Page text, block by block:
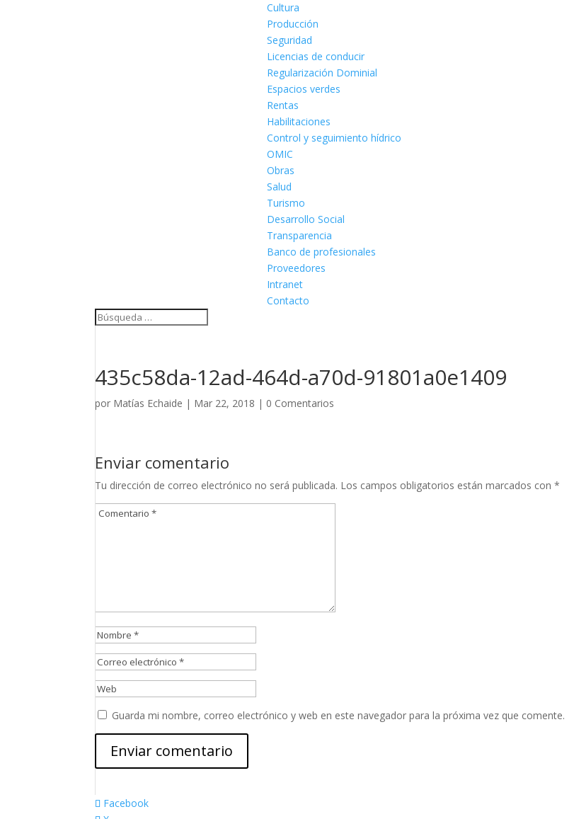
Cultura
Producción
Seguridad
Licencias de conducir
Regularización Dominial
Espacios verdes
Rentas
Habilitaciones
Control y seguimiento hídrico
OMIC
Obras
Salud
Turismo
Desarrollo Social
Transparencia
Banco de profesionales
Proveedores
Intranet
Contacto
435c58da-12ad-464d-a70d-91801a0e1409
por Matías Echaide | Mar 22, 2018 | 0 Comentarios
Enviar comentario
Tu dirección de correo electrónico no será publicada. Los campos obligatorios están marcados con*
Guarda mi nombre, correo electrónico y web en este navegador para la próxima vez que comente.
Facebook